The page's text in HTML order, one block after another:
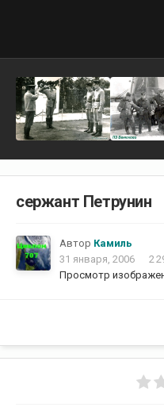
сержант Петрунин
Автор Камиль
31 января, 2006
2
Просмотр